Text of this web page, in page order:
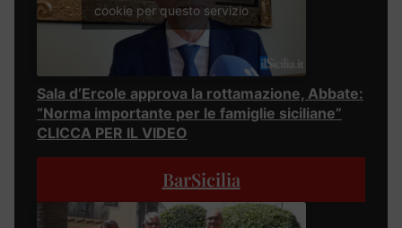
cookie per questo servizio
Sala d’Ercole approva la rottamazione, Abbate:
“Norma importante per le famiglie siciliane”
CLICCA PER IL VIDEO
BarSicilia